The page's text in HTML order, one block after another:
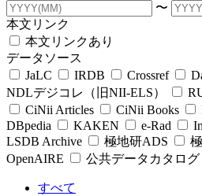
〜
本文リンク
本文リンクあり
データソース
JaLC
IRDB Crossref
NDLデジコレ（旧NII-ELS）
CiNii Articles
CiNii Books
DBpedia
KAKEN e-Rad
LSDB Archive
極地研ADS
OpenAIRE
公共データカタログ
すべて